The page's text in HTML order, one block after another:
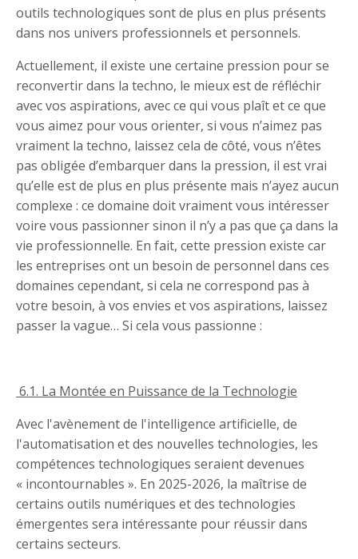
outils technologiques sont de plus en plus présents
dans nos univers professionnels et personnels.
Actuellement, il existe une certaine pression pour se
reconvertir dans la techno, le mieux est de réfléchir
avec vos aspirations, avec ce qui vous plaît et ce que
vous aimez pour vous orienter, si vous n’aimez pas
vraiment la techno, laissez cela de côté, vous n’êtes
pas obligée d’embarquer dans la pression, il est vrai
qu’elle est de plus en plus présente mais n’ayez aucun
complexe : ce domaine doit vraiment vous intéresser
voire vous passionner sinon il n’y a pas que ça dans la
vie professionnelle. En fait, cette pression existe car
les entreprises ont un besoin de personnel dans ces
domaines cependant, si cela ne correspond pas à
votre besoin, à vos envies et vos aspirations, laissez
passer la vague… Si cela vous passionne :
6.1. La Montée en Puissance de la Technologie
Avec l'avènement de l'intelligence artificielle, de
l'automatisation et des nouvelles technologies, les
compétences technologiques seraient devenues
« incontournables ». En 2025-2026, la maîtrise de
certains outils numériques et des technologies
émergentes sera intéressante pour réussir dans
certains secteurs.